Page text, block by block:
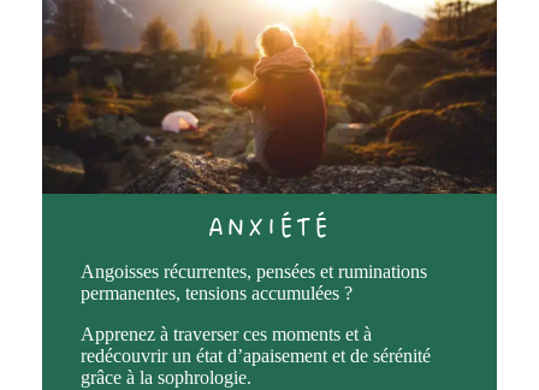
ANXIÉTÉ
Angoisses récurrentes, pensées et ruminations
permanentes, tensions accumulées ?
Apprenez à traverser ces moments et à
redécouvrir un état d’apaisement et de sérénité
grâce à la sophrologie.